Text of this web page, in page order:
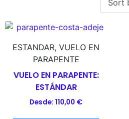
ESTANDAR, VUELO EN
PARAPENTE
VUELO EN PARAPENTE:
ESTÁNDAR
Desde: 110,00 €